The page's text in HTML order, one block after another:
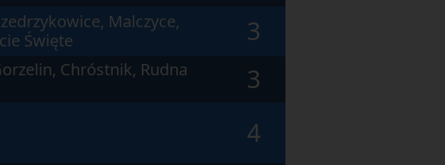
Malczyce,
Święte
3
Chróstnik, Rudna
3
4